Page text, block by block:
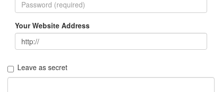
Your Website Address
Leave as secret
Trick
18
security
Diving
0